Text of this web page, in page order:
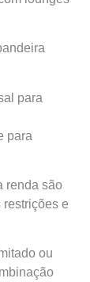
para
para
renda são
e
ou